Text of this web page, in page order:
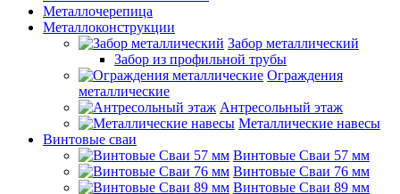
Металлочерепица
Металлоконструкции
Забор металлический
Забор из профильной трубы
Ограждения
металлические
Антресольный этаж
Металлические навесы
Винтовые сваи
Винтовые Сваи 57 мм
Винтовые Сваи 76 мм
Винтовые Сваи 89 мм